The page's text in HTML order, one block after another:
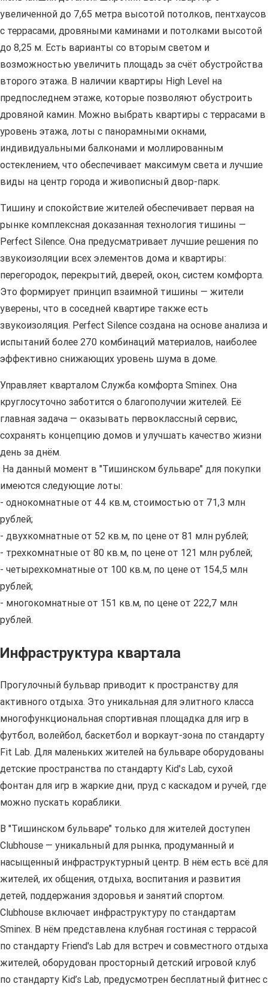
увеличенной до 7,65 метра высотой потолков, пентхаусов
с террасами, дровяными каминами и потолками высотой
до 8,25 м. Есть варианты со вторым светом и
возможностью увеличить площадь за счёт обустройства
второго этажа. В наличии квартиры High Level на
предпоследнем этаже, которые позволяют обустроить
дровяной камин. Можно выбрать квартиры с террасами в
уровень этажа, лоты с панорамными окнами,
индивидуальными балконами и моллированным
остеклением, что обеспечивает максимум света и лучшие
виды на центр города и живописный двор-парк.
Тишину и спокойствие жителей обеспечивает первая на
рынке комплексная доказанная технология тишины —
Perfect Silence. Она предусматривает лучшие решения по
звукоизоляции всех элементов дома и квартиры:
перегородок, перекрытий, дверей, окон, систем комфорта.
Это формирует принцип взаимной тишины — жители
уверены, что в соседней квартире также есть
звукоизоляция. Perfect Silence создана на основе анализа и
испытаний более 270 комбинаций материалов, наиболее
эффективно снижающих уровень шума в доме.
Управляет кварталом Служба комфорта Smineх. Она
круглосуточно заботится о благополучии жителей. Её
главная задача — оказывать первоклассный сервис,
сохранять концепцию домов и улучшать качество жизни
день за днём.
На данный момент в "Тишинском бульваре" для покупки
имеются следующие лоты:
- однокомнатные от 44 кв.м, стоимостью от 71,3 млн
рублей;
- двухкомнатные от 52 кв.м, по цене от 81 млн рублей;
- трехкомнатные от 80 кв.м, по цене от 121 млн рублей;
- четырехкомнатные от 100 кв.м, по цене от 154,5 млн
рублей;
- многокомнатные от 151 кв.м, по цене от 222,7 млн
рублей.
Инфраструктура квартала
Прогулочный бульвар приводит к пространству для
активного отдыха. Это уникальная для элитного класса
многофункциональная спортивная площадка для игр в
футбол, волейбол, баскетбол и воркаут-зона по стандарту
Fit Lab. Для маленьких жителей на бульваре оборудованы
детские пространства по стандарту Kid's Lab, сухой
фонтан для игр в жаркие дни, пруд с каскадом и ручей, где
можно пускать кораблики.
В "Тишинском бульваре" только для жителей доступен
Clubhouse — уникальный для рынка, продуманный и
насыщенный инфраструктурный центр. В нём есть всё для
жителей, их общения, отдыха, воспитания и развития
детей, поддержания здоровья и занятий спортом.
Clubhouse включает инфраструктуру по стандартам
Sminex. В нём представлена клубная гостиная с террасой
по стандарту Friend's Lab для встреч и совместного отдыха
жителей, оборудован просторный детский игровой клуб
по стандарту Kid’s Lab, предусмотрен бесплатный фитнес с